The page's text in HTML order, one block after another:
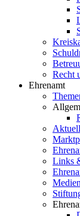
Recht
Ehrenamt
Links